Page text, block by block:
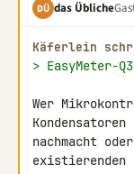
DÜ das Übliche
Käferlein
> EasyMeter-
Wer
nachmacht
existierenden